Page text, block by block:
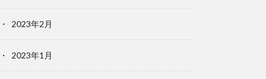
2023年2月
2023年1月